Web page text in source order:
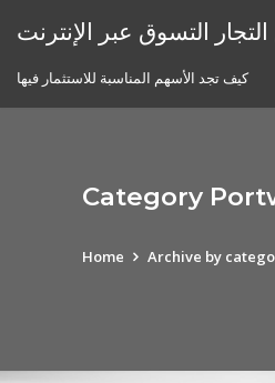
التسوق عبر الإنترنت
كيف تجد الأسهم المناسبة للاستثمار فيها
Category
Home Archive by